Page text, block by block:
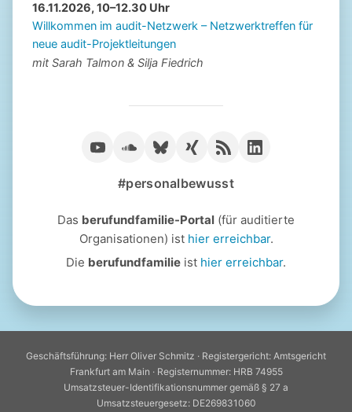
16.11.2026, 10–12.30 Uhr
Willkommen im audit-Netzwerk – Netzwerktreffen für
neue audit-Projektleitungen
mit Sarah Talmon & Silja Fiedrich
#personalbewusst
Das berufundfamilie-Portal (für auditierte
Organisationen) ist hier erreichbar.
Die berufundfamilie ist hier erreichbar.
Geschäftsführung: Herr Oliver Schmitz · Registergericht: Amtsgericht
Frankfurt am Main · Registernummer: HRB 74955
Umsatzsteuer-Identifikationsnummer gemäß § 27 a
Umsatzsteuergesetz: DE269831060